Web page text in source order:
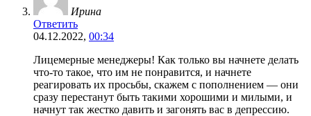
Ирина
Ответить
04.12.2022, 00:34
Лицемерные менеджеры! Как только вы начнете делать
что-то такое, что им не понравится, и начнете
реагировать их просьбы, скажем с пополнением — они
сразу перестанут быть такими хорошими и милыми, и
начнут так жестко давить и загонять вас в депрессию.